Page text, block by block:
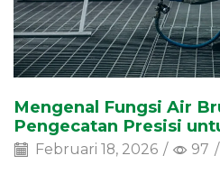
Mengenal Fungsi Air
Pengecatan Presisi
Februari 18, 2026 / 97 /